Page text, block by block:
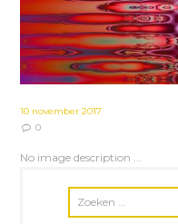
10 november 2017
0
No image description ...